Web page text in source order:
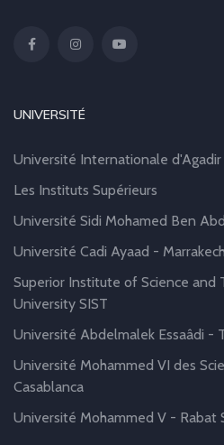
UNIVERSITÉ
Université Internationale d'Agadir
Les Instituts Supérieurs
Université Sidi Mohamed Ben
Université Cadi Ayaad - Marrakech
Superior Institute of Science and
University SIST
Université Abdelmalek Essaâdi -
Université Mohammed VI des
Casablanca
Université Mohammed V - Rabat